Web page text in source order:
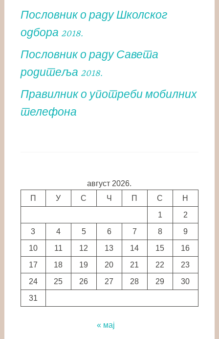
Пословник о раду Школског
одбора 2018.
Пословник о раду Савета
родитеља 2018.
Правилник о употреби мобилних
телефона
август 2026.
П
У С Ч П С
Н
1
2
3
4 5 6 7 8
9
10
11 12 13 14 15
16
17
18 19 20 21 22
23
24
25 26 27 28 29
30
31
« мај